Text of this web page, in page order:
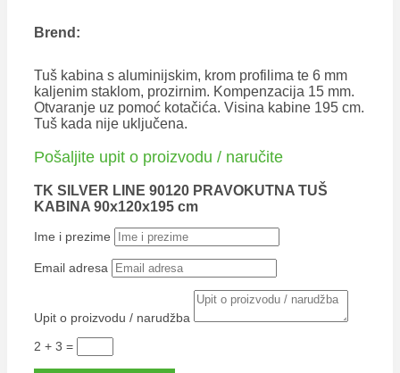
Brend:
Tuš kabina s aluminijskim, krom profilima te 6 mm
kaljenim staklom, prozirnim. Kompenzacija 15 mm.
Otvaranje uz pomoć kotačića. Visina kabine 195 cm.
Tuš kada nije uključena.
Pošaljite upit o proizvodu / naručite
TK SILVER LINE 90120 PRAVOKUTNA TUŠ
KABINA 90x120x195 cm
Ime i prezime
Email adresa
Upit o proizvodu / narudžba
2 + 3 =